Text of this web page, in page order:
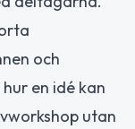
och
en idé kan
utan